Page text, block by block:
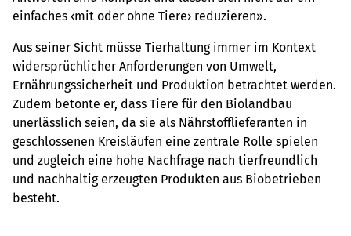
einfaches ‹mit oder ohne Tiere› reduzieren».
Aus seiner Sicht müsse Tierhaltung immer im Kontext
widersprüchlicher Anforderungen von Umwelt,
Ernährungssicherheit und Produktion betrachtet werden.
Zudem betonte er, dass Tiere für den Biolandbau
unerlässlich seien, da sie als Nährstofflieferanten in
geschlossenen Kreisläufen eine zentrale Rolle spielen
und zugleich eine hohe Nachfrage nach tierfreundlich
und nachhaltig erzeugten Produkten aus Biobetrieben
besteht.